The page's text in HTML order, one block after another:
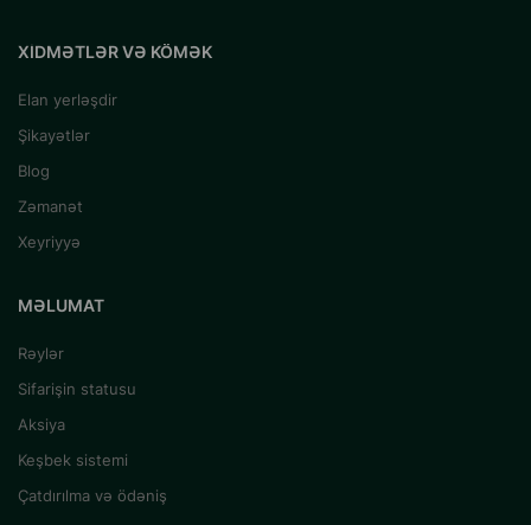
XIDMƏTLƏR VƏ KÖMƏK
Elan yerləşdir
Şikayətlər
Blog
Zəmanət
Xeyriyyə
MƏLUMAT
Rəylər
Sifarişin statusu
Aksiya
Keşbek sistemi
Çatdırılma və ödəniş